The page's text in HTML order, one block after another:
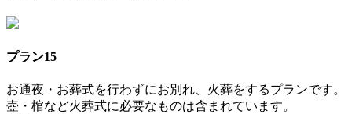
プラン15
お通夜・お葬式を行わずにお別れ、火葬をするプランです。
壺・棺など火葬式に必要なものは含まれています。